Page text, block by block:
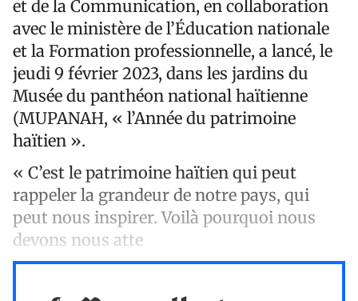
et de la Communication, en collaboration
avec le ministère de l’Éducation nationale
et la Formation professionnelle, a lancé, le
jeudi 9 février 2023, dans les jardins du
Musée du panthéon national haïtienne
(MUPANAH, « l’Année du patrimoine
haïtien ».
« C’est le patrimoine haïtien qui peut
rappeler la grandeur de notre pays, qui
peut nous inspirer. Voilà pourquoi nous
devons nous atte